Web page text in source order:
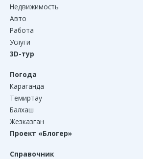
Недвижимость
Авто
Работа
Услуги
3D-тур
Погода
Караганда
Темиртау
Балхаш
Жезказган
Проект «Блогер»
Справочник